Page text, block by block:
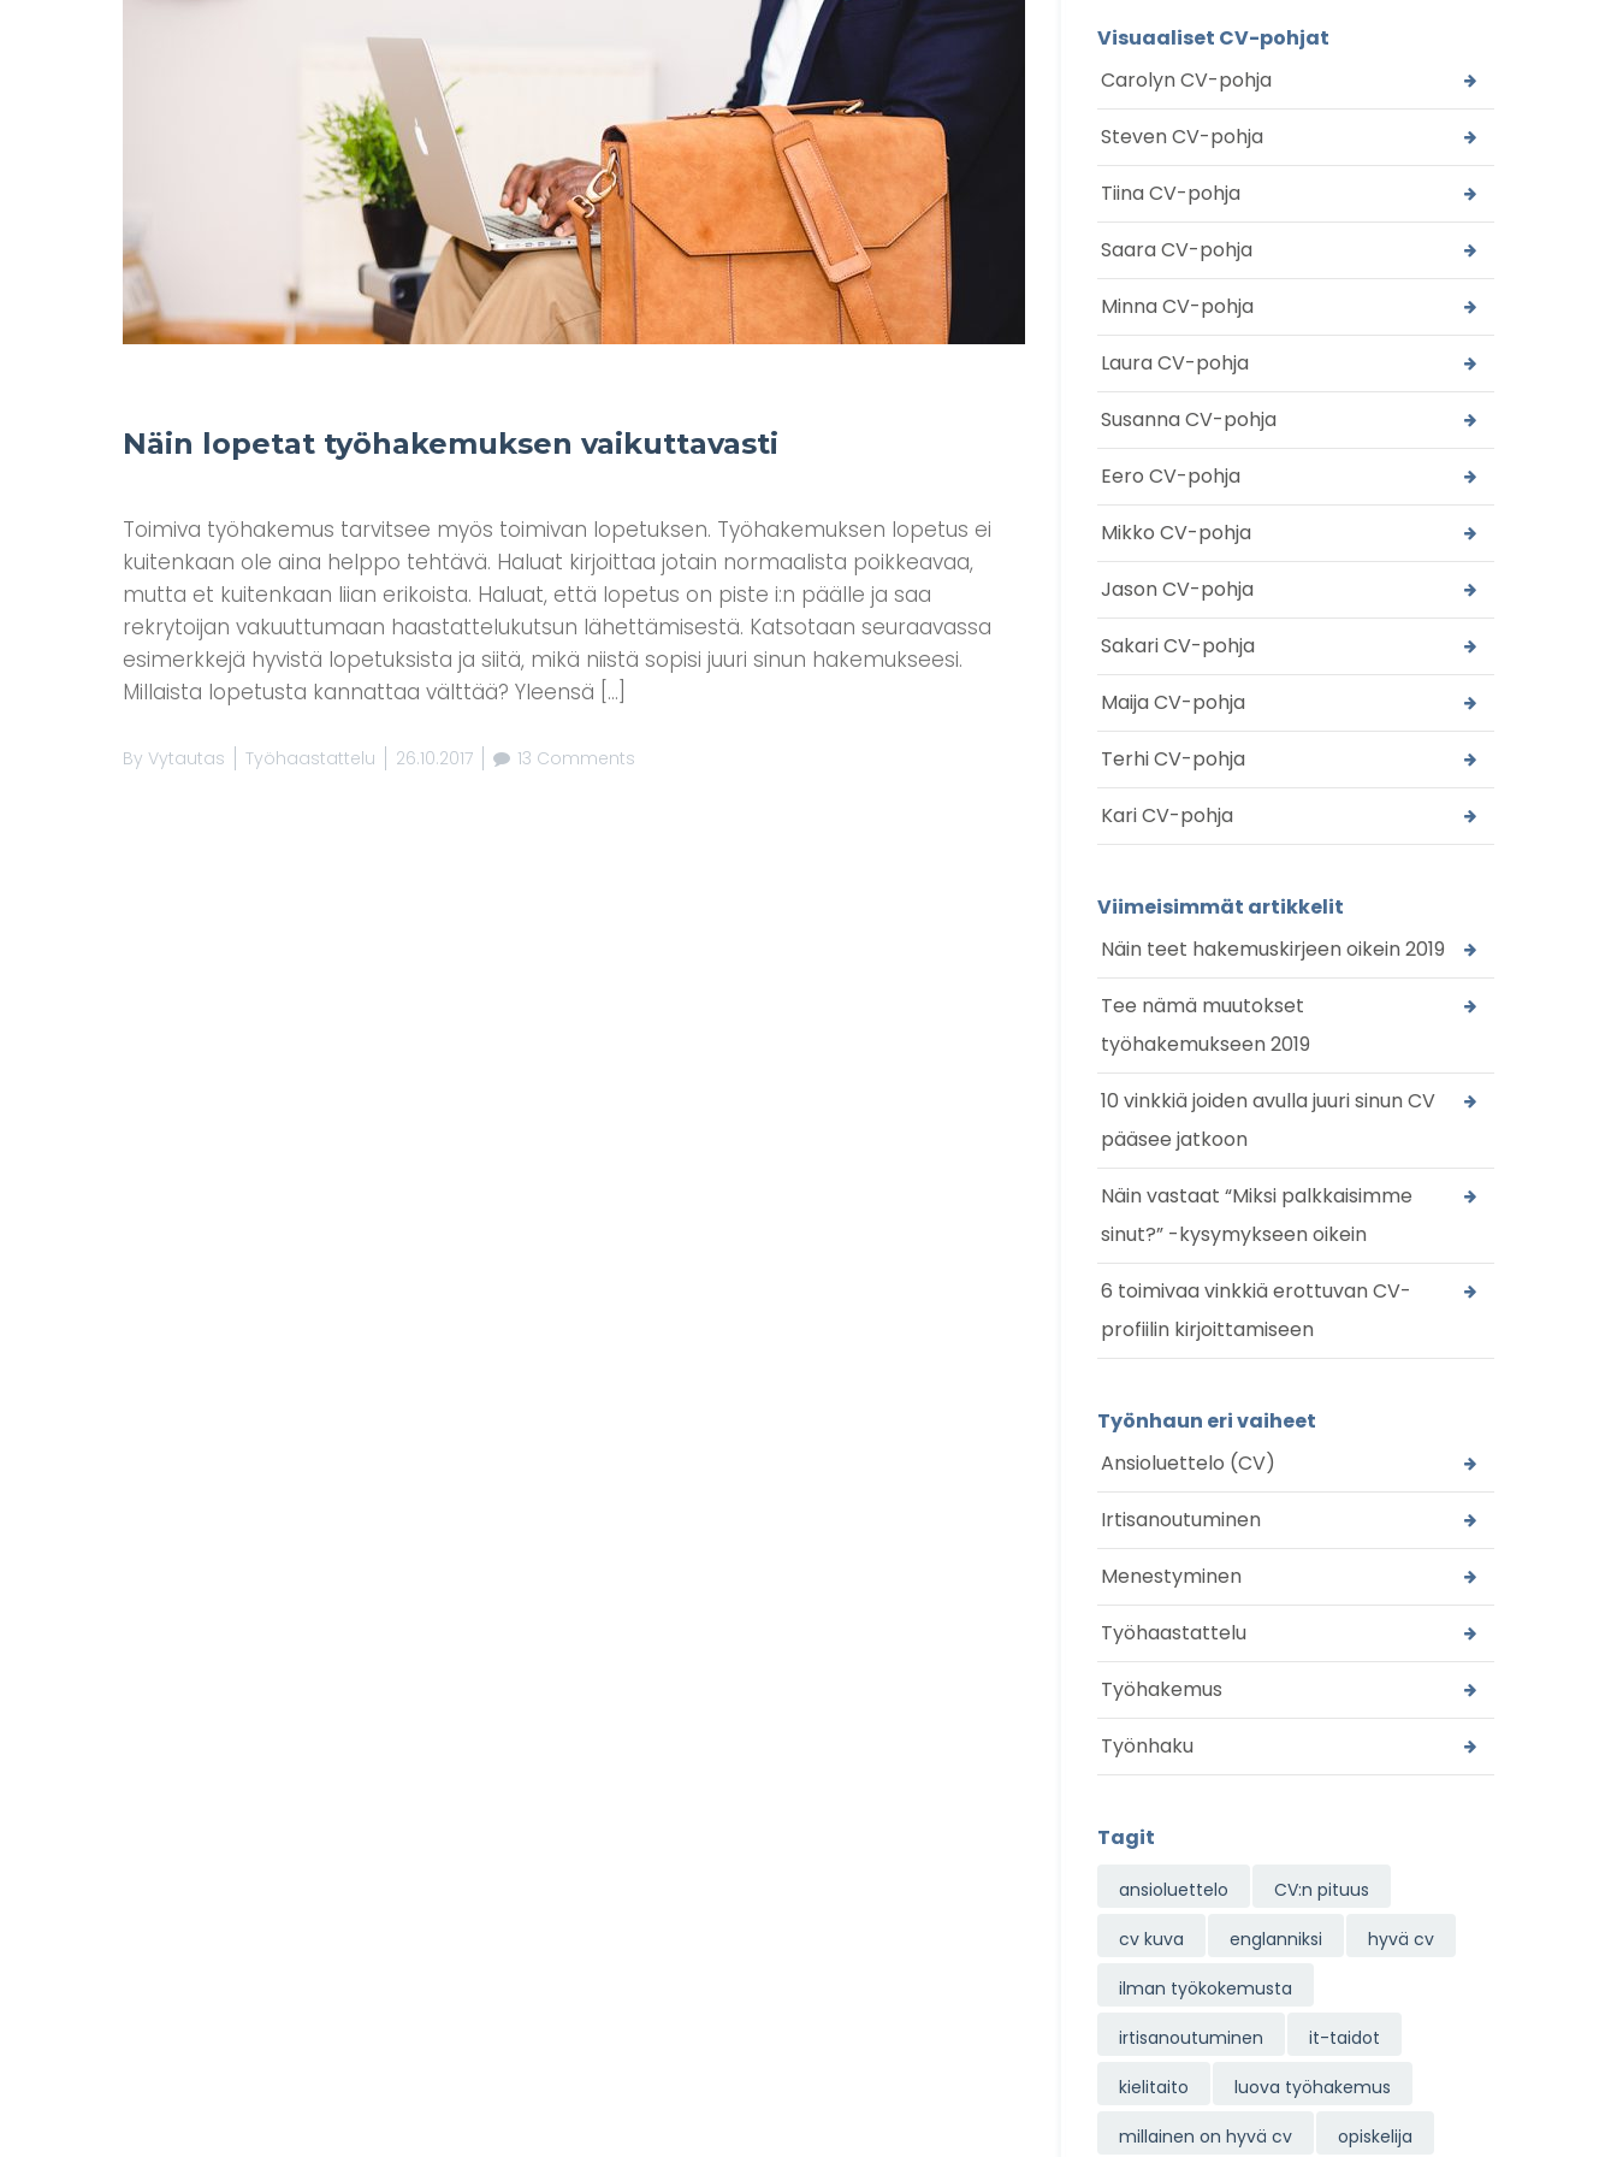
Näin lopetat työhakemuksen vaikuttavasti
Toimiva työhakemus tarvitsee myös toimivan lopetuksen. Työhakemuksen lopetus ei
kuitenkaan ole aina helppo tehtävä. Haluat kirjoittaa jotain normaalista poikkeavaa,
mutta et kuitenkaan liian erikoista. Haluat, että lopetus on piste i:n päälle ja saa
rekrytoijan vakuuttumaan haastattelukutsun lähettämisestä. Katsotaan seuraavassa
esimerkkejä hyvistä lopetuksista ja siitä, mikä niistä sopisi juuri sinun hakemukseesi.
Millaista lopetusta kannattaa välttää? Yleensä […]
By Vytautas Työhaastattelu 26.10.2017 13 Comments
Visuaaliset CV-pohjat
Carolyn CV-pohja
Steven CV-pohja
Tiina CV-pohja
Saara CV-pohja
Minna CV-pohja
Laura CV-pohja
Susanna CV-pohja
Eero CV-pohja
Mikko CV-pohja
Jason CV-pohja
Sakari CV-pohja
Maija CV-pohja
Terhi CV-pohja
Kari CV-pohja
Viimeisimmät artikkelit
Näin teet hakemuskirjeen oikein 2019
Tee nämä muutokset
työhakemukseen 2019
10 vinkkiä joiden avulla juuri sinun CV
pääsee jatkoon
Näin vastaat “Miksi palkkaisimme
sinut?” -kysymykseen oikein
6 toimivaa vinkkiä erottuvan CV-
profiilin kirjoittamiseen
Työnhaun eri vaiheet
Ansioluettelo (CV)
Irtisanoutuminen
Menestyminen
Työhaastattelu
Työhakemus
Työnhaku
Tagit
ansioluettelo CV:n pituus
cv kuva englanniksi hyvä cv
ilman työkokemusta
irtisanoutuminen it-taidot
kielitaito luova työhakemus
millainen on hyvä cv opiskelija